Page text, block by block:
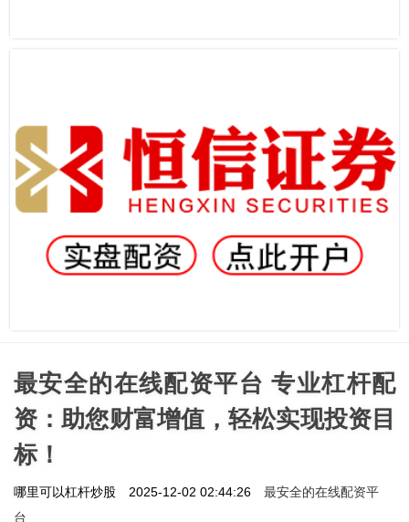
最安全的在线配资平台 专业杠杆配
资：助您财富增值，轻松实现投资目
标！
哪里可以杠杆炒股 2025-12-02 02:44:26
最安全的在线配资平
台